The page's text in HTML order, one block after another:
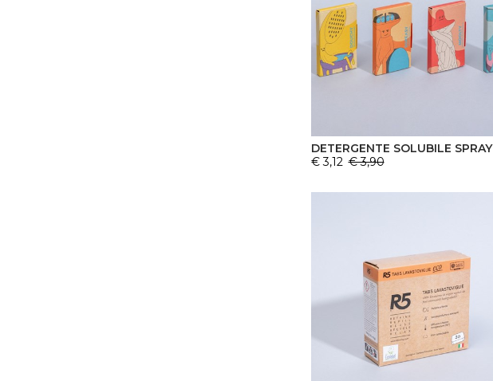
DETERGENTE SOLUBILE SPRAY
€ 3,12 € 3,90